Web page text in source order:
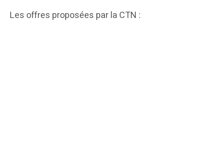
Les offres proposées par la CTN :